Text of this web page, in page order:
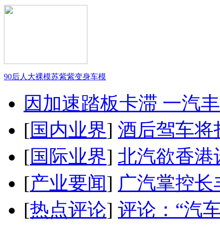
90后人大裸模苏紫紫变身车模
因加速踏板卡滞 一汽
[国内业界] 酒后驾车将
[国际业界] 北汽欲香港
[产业要闻] 广汽掌控
[热点评论] 评论：“汽